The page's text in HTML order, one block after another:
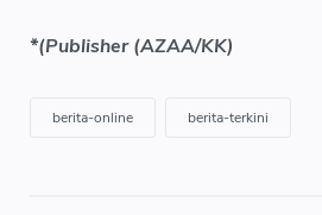
*(Publisher (AZAA/KK)